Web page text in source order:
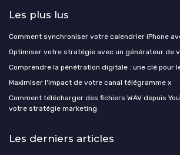
Les plus lus
Comment synchroniser votre calendrier iPhone
Optimiser votre stratégie avec un générateur de
Comprendre la pénétration digitale : une clé pour
Maximiser l'impact de votre canal télégramme x
Comment télécharger des fichiers WAV depuis
votre stratégie marketing
Les derniers articles